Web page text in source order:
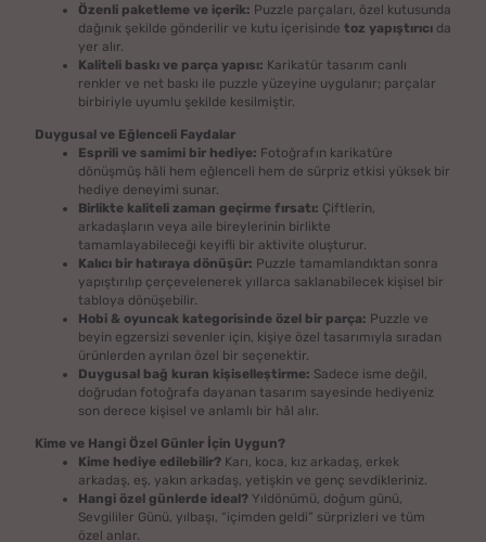
Özenli paketleme ve içerik: Puzzle parçaları, özel kutusunda
dağınık şekilde gönderilir ve kutu içerisinde toz yapıştırıcı da
yer alır.
Kaliteli baskı ve parça yapısı: Karikatür tasarım canlı
renkler ve net baskı ile puzzle yüzeyine uygulanır; parçalar
birbiriyle uyumlu şekilde kesilmiştir.
Duygusal ve Eğlenceli Faydalar
Esprili ve samimi bir hediye: Fotoğrafın karikatüre
dönüşmüş hâli hem eğlenceli hem de sürpriz etkisi yüksek bir
hediye deneyimi sunar.
Birlikte kaliteli zaman geçirme fırsatı: Çiftlerin,
arkadaşların veya aile bireylerinin birlikte
tamamlayabileceği keyifli bir aktivite oluşturur.
Kalıcı bir hatıraya dönüşür: Puzzle tamamlandıktan sonra
yapıştırılıp çerçevelenerek yıllarca saklanabilecek kişisel bir
tabloya dönüşebilir.
Hobi & oyuncak kategorisinde özel bir parça: Puzzle ve
beyin egzersizi sevenler için, kişiye özel tasarımıyla sıradan
ürünlerden ayrılan özel bir seçenektir.
Duygusal bağ kuran kişiselleştirme: Sadece isme değil,
doğrudan fotoğrafa dayanan tasarım sayesinde hediyeniz
son derece kişisel ve anlamlı bir hâl alır.
Kime ve Hangi Özel Günler İçin Uygun?
Kime hediye edilebilir? Karı, koca, kız arkadaş, erkek
arkadaş, eş, yakın arkadaş, yetişkin ve genç sevdikleriniz.
Hangi özel günlerde ideal? Yıldönümü, doğum günü,
Sevgililer Günü, yılbaşı, “içimden geldi” sürprizleri ve tüm
özel anlar.